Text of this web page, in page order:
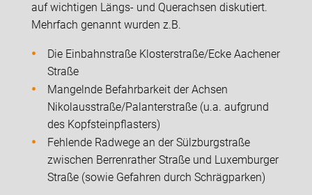
auf wichtigen Längs- und Querachsen diskutiert.
Mehrfach genannt wurden z.B.
Die Einbahnstraße Klosterstraße/Ecke Aachener
Straße
Mangelnde Befahrbarkeit der Achsen
Nikolausstraße/Palanterstraße (u.a. aufgrund
des Kopfsteinpflasters)
Fehlende Radwege an der Sülzburgstraße
zwischen Berrenrather Straße und Luxemburger
Straße (sowie Gefahren durch Schrägparken)